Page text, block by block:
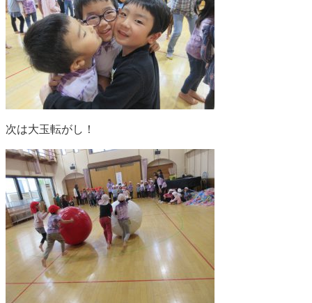
次は大玉転がし！